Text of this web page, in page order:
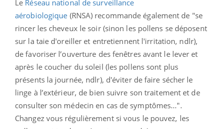
Le Réseau national de surveillance
aérobiologique (RNSA) recommande également de "se
rincer les cheveux le soir (sinon les pollens se déposent
sur la taie d'oreiller et entretiennent l'irritation, ndlr),
de favoriser l’ouverture des fenêtres avant le lever et
après le coucher du soleil (les pollens sont plus
présents la journée, ndlr), d'éviter de faire sécher le
linge à l’extérieur, de bien suivre son traitement et de
consulter son médecin en cas de symptômes...".
Changez vous régulièrement si vous le pouvez, les